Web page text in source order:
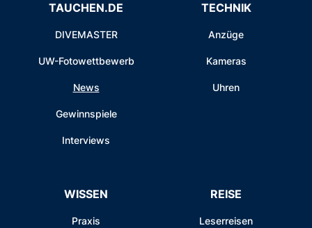
TAUCHEN.DE
DIVEMASTER
UW-Fotowettbewerb
News
Gewinnspiele
Interviews
TECHNIK
Anzüge
Kameras
Uhren
WISSEN
Praxis
REISE
Leserreisen